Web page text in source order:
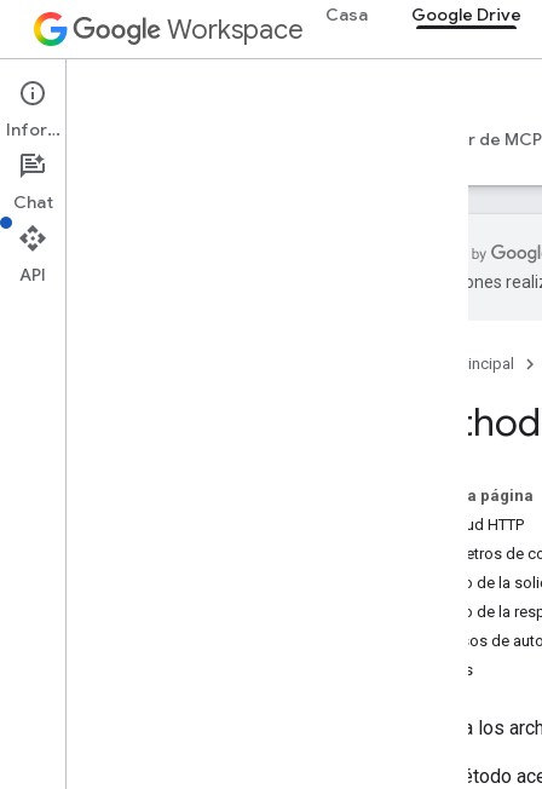
Workspace Casa Google Drive
Google Drive
Introducción Servidor de MCP
traducciones
Página principal
En esta página
Solicitud HTTP
Parámetros de
Cuerpo de la
Cuerpo de la
Permisos de
Corpus
Muestra los
Este método
Información
Chat
API